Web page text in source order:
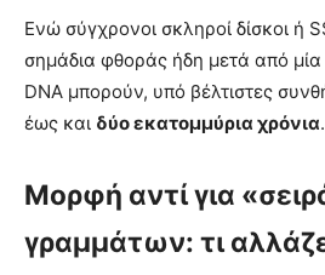
Ενώ σύγχρονοι σκληροί δίσκοι ή
σημάδια φθοράς ήδη μετά από
DNA μπορούν, υπό βέλτιστες
έως και δύο εκατομμύρια χρόνια.
Μορφή αντί για
γραμμάτων: τι